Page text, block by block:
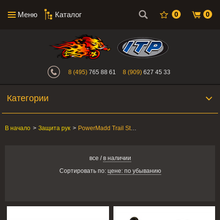
Меню Каталог 0 0
Интернет-магазин "Поросенок".
8 (495) 765 88 61 8 (909) 627 45 33
Категории
В начало > Защита рук > PowerMadd Trail Star-серия
все /в наличии
Сортировать по: цене: по убыванию